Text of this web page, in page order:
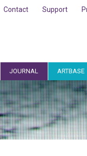
Support
Contact
JOURNAL ARTBASE